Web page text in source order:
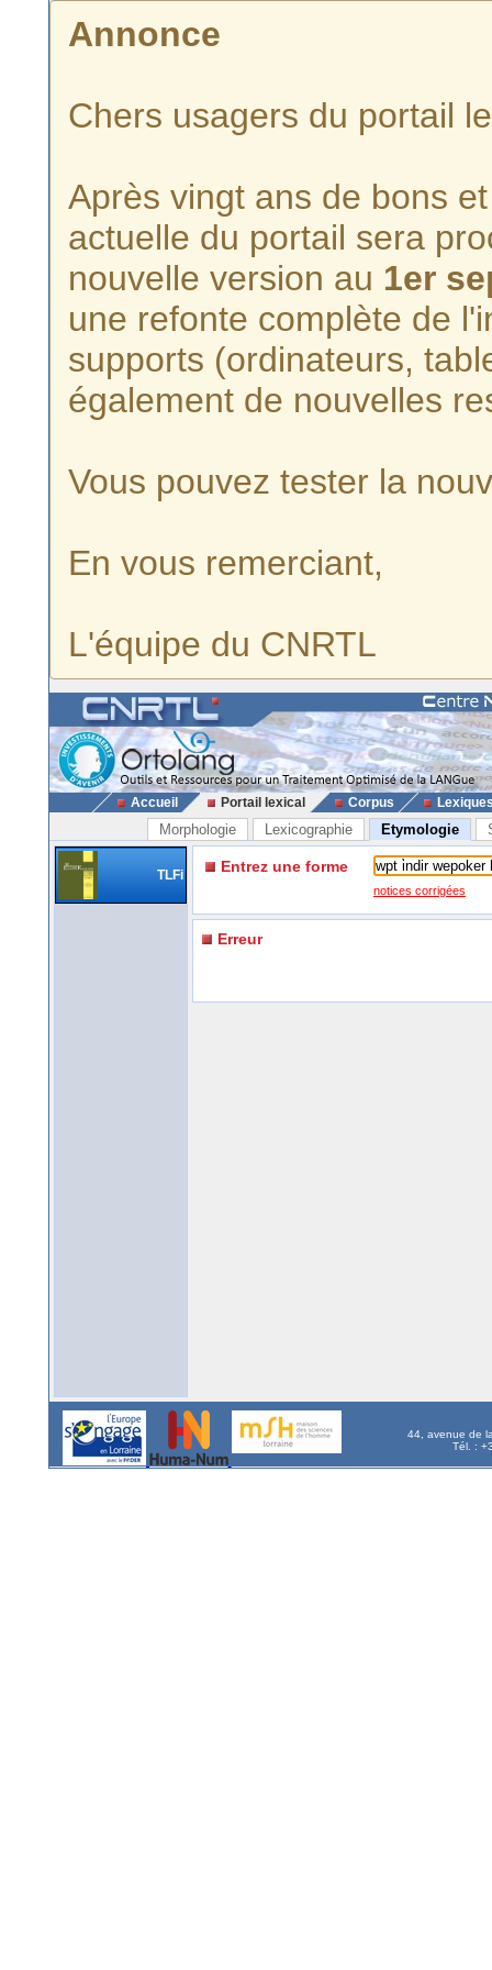
Annonce
Chers usagers du portail
Après vingt ans de bons
actuelle du portail sera
nouvelle version au 1er
une refonte complète de
supports (ordinateurs,
également de nouvelles
Vous pouvez tester la
En vous remerciant,
L'équipe du CNRTL
Accueil Portail lexical Corpus
Morphologie Lexicographie Etymologie
TLFi Entrez une forme
notices corrigées
Erreur
44, avenue de
Tél. :